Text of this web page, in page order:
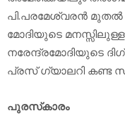
പി.പരമേശ്വരന്‍ മുതല്‍
മോദിയുടെ
നരേന്ദ്രമോദിയുടെ
പ്രസ് ഗ്യാലറി കണ്ട
പുരസ്‌കാരം